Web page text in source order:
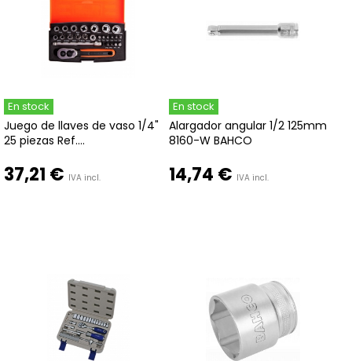
En stock
Juego de llaves de vaso 1/4"
25 piezas Ref....
37,21 € IVA incl.
En stock
Alargador angular 1/2 125mm
8160-W BAHCO
14,74 € IVA incl.